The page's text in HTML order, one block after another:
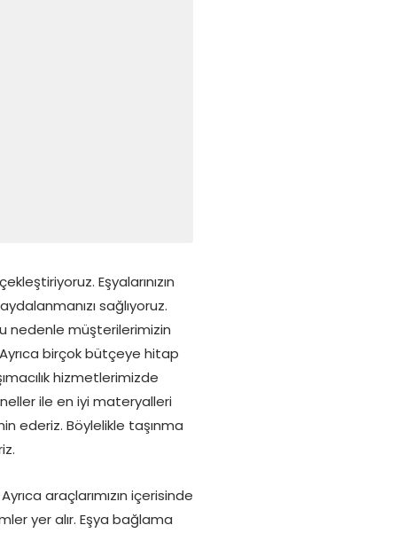
Eşyalarınızın
sağlıyoruz.
nedenle müşterilerimizin
birçok bütçeye hitap
hizmetlerimizde
ile en iyi materyalleri
ederiz. Böylelikle taşınma
araçlarımızın içerisinde
yer alır. Eşya bağlama